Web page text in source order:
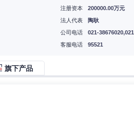
注册资本
200000.00万元
法人代表
陶耿
公司电话
021-
客服电话
95521
旗下产品